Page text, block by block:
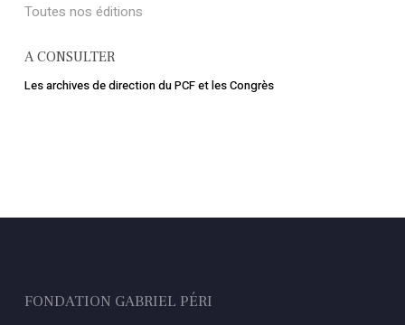
Toutes nos éditions
A CONSULTER
Les archives de direction du PCF et les Congrès
FONDATION GABRIEL PÉRI